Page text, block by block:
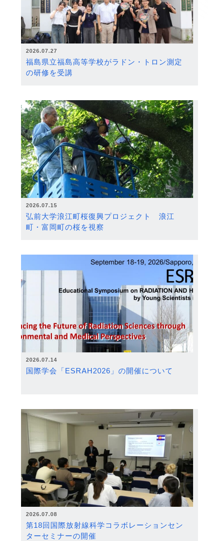
2026.07.27
福島県立福島高等学校がラドン・トロン測定
の研修を受講
2026.07.15
弘前大学浪江町桜復興プロジェクト 浪江
町・富岡町の桜を視察
2026.07.14
国際学会「ESRAH2026」の開催について
2026.07.08
第18回国際放射線科学コラボレーションセン
ターセミナーの開催